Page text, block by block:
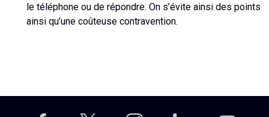
le téléphone ou de répondre. On s’évite ainsi des points
ainsi qu’une coûteuse contravention.